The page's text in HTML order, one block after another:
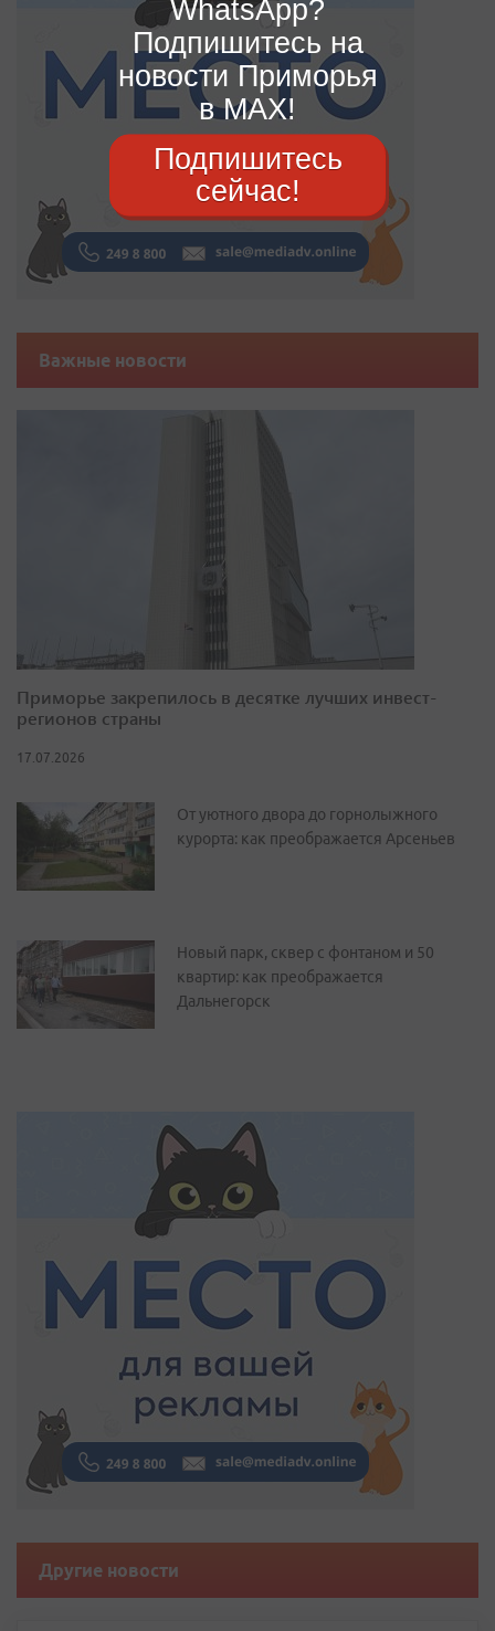
Важные новости
Приморье закрепилось в десятке лучших инвест-
регионов страны
17.07.2026
От уютного двора до горнолыжного
курорта: как преображается Арсеньев
Новый парк, сквер с фонтаном и 50
квартир: как преображается
Дальнегорск
Другие новости
WhatsApp?
Подпишитесь на
новости Приморья
в MAX!
Подпишитесь
сейчас!